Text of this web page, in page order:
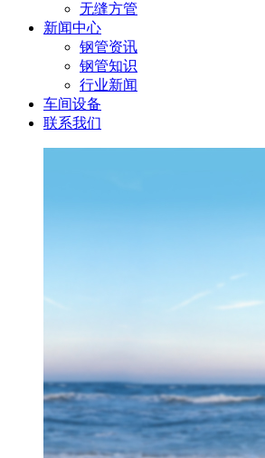
无缝方管
新闻中心
钢管资讯
钢管知识
行业新闻
车间设备
联系我们